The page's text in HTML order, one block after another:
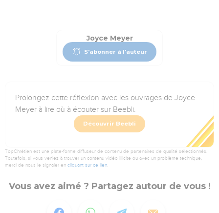
Joyce Meyer
S'abonner à l'auteur
Prolongez cette réflexion avec les ouvrages de Joyce
Meyer à lire où à écouter sur Beebli.
Découvrir Beebli
TopChrétien est une plate-forme diffuseur de contenu de partenaires de qualité sélectionnés.
Toutefois, si vous veniez à trouver un contenu vidéo illicite ou avec un problème technique,
merci de nous le signaler en cliquant sur ce lien.
Vous avez aimé ? Partagez autour de vous !